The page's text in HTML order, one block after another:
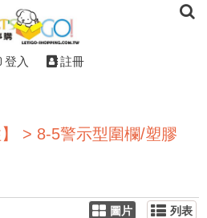
登入 註冊
> 8-5警示型圍欄/塑膠
圖片 列表